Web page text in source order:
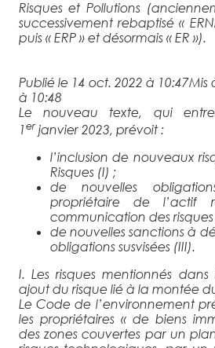
Risques et Pollutions
successivement rebaptisé «
puis « ERP » et désormais « ER »).
Publié le 14 oct. 2022 à 10:47Mis
à 10:48
Le nouveau texte, qui
1erjanvier 2023, prévoit :
l’inclusion de nouveaux
Risques (I) ;
de nouvelles
propriétaire de l’actif
communication des risques
de nouvelles sanctions à
obligations susvisées (III).
I. Les risques mentionnés dans
ajout du risque lié à la montée
Le Code de l’environnement
les propriétaires « de biens
des zones couvertes par un